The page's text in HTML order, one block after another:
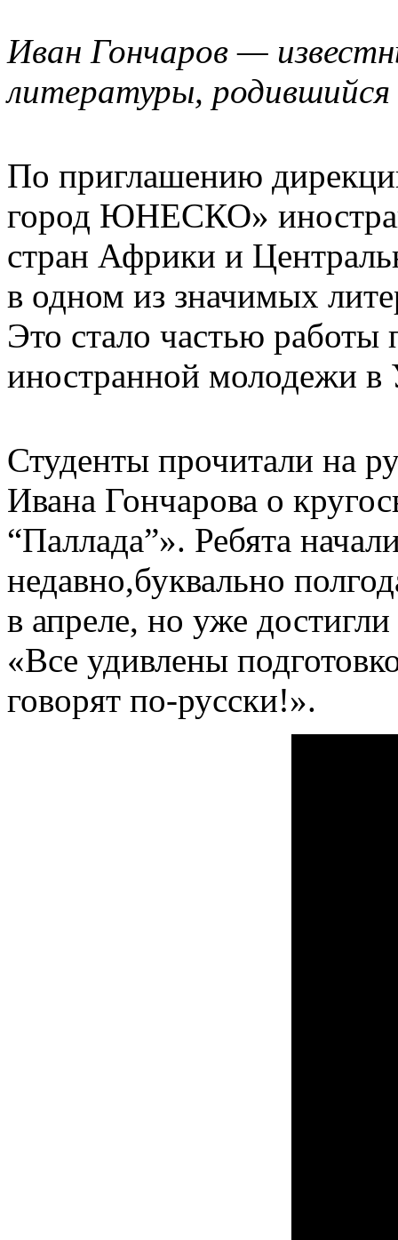
Иван Гончаров —
литературы, родившийся
По приглашению
город ЮНЕСКО»
стран Африки и
в одном из значимых
Это стало частью работы
иностранной молодежи в
Студенты прочитали на
Ивана Гончарова о
“Паллада”». Ребята
недавно,буквально
в апреле, но уже
«Все удивлены
говорят по-русски!».